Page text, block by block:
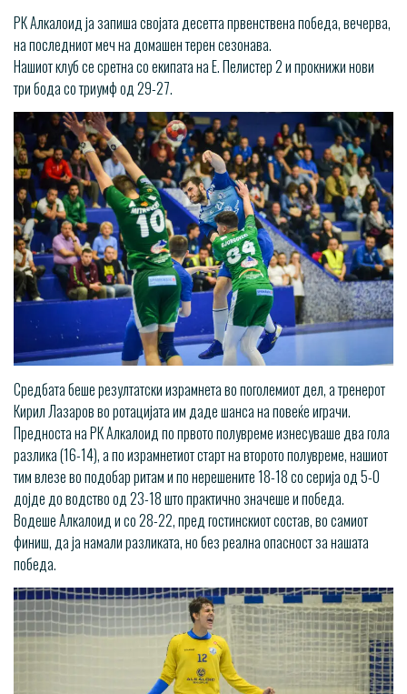
РК Алкалоид ја запиша својата десетта првенствена победа, вечерва,
на последниот меч на домашен терен сезонава.
Нашиот клуб се сретна со екипата на Е. Пелистер 2 и прокнижи нови
три бода со триумф од 29-27.
Средбата беше резултатски израмнета во поголемиот дел, а тренерот
Кирил Лазаров во ротацијата им даде шанса на повеќе играчи.
Предноста на РК Алкалоид по првото полувреме изнесуваше два гола
разлика (16-14), а по израмнетиот старт на второто полувреме, нашиот
тим влезе во подобар ритам и по нерешените 18-18 со серија од 5-0
дојде до водство од 23-18 што практично значеше и победа.
Водеше Алкалоид и со 28-22, пред гостинскиот состав, во самиот
финиш, да ја намали разликата, но без реална опасност за нашата
победа.